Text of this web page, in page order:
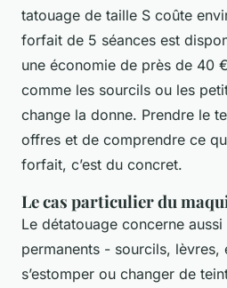
tatouage de taille S coûte
forfait de 5 séances est
une économie de près de 40
comme les sourcils ou les
change la donne. Prendre le
offres et de comprendre ce
forfait, c’est du concret.
Le cas particulier du
Le détatouage concerne
permanents - sourcils,
s’estomper ou changer de